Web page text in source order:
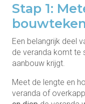
Stap 1:
Een belangrijk deel
de veranda komt te
aanbouw krijgt.
Meet de lengte en
veranda of